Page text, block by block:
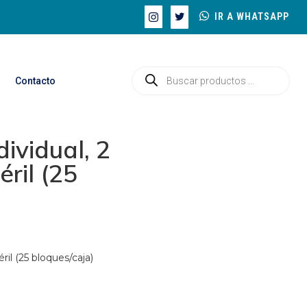
IR A WHATSAPP
Contacto
2
(25
(25 bloques/caja)